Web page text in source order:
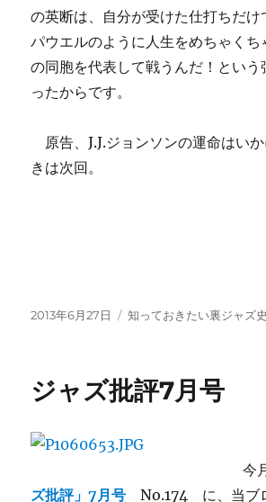
の英断は、自分が受けた仕打ちだけ
パウエルのように人生をめちゃくち
の同胞を代表して戦うんだ！という
ったからです。
原告、J.J.ジョンソンの運命はい
きは次回。
投
2013年6月27日
カ
ー
知っておきたい裏ジャズ史
ジャズ批評7月号
今
ズ批評」7月号 No.174 に、当ブ